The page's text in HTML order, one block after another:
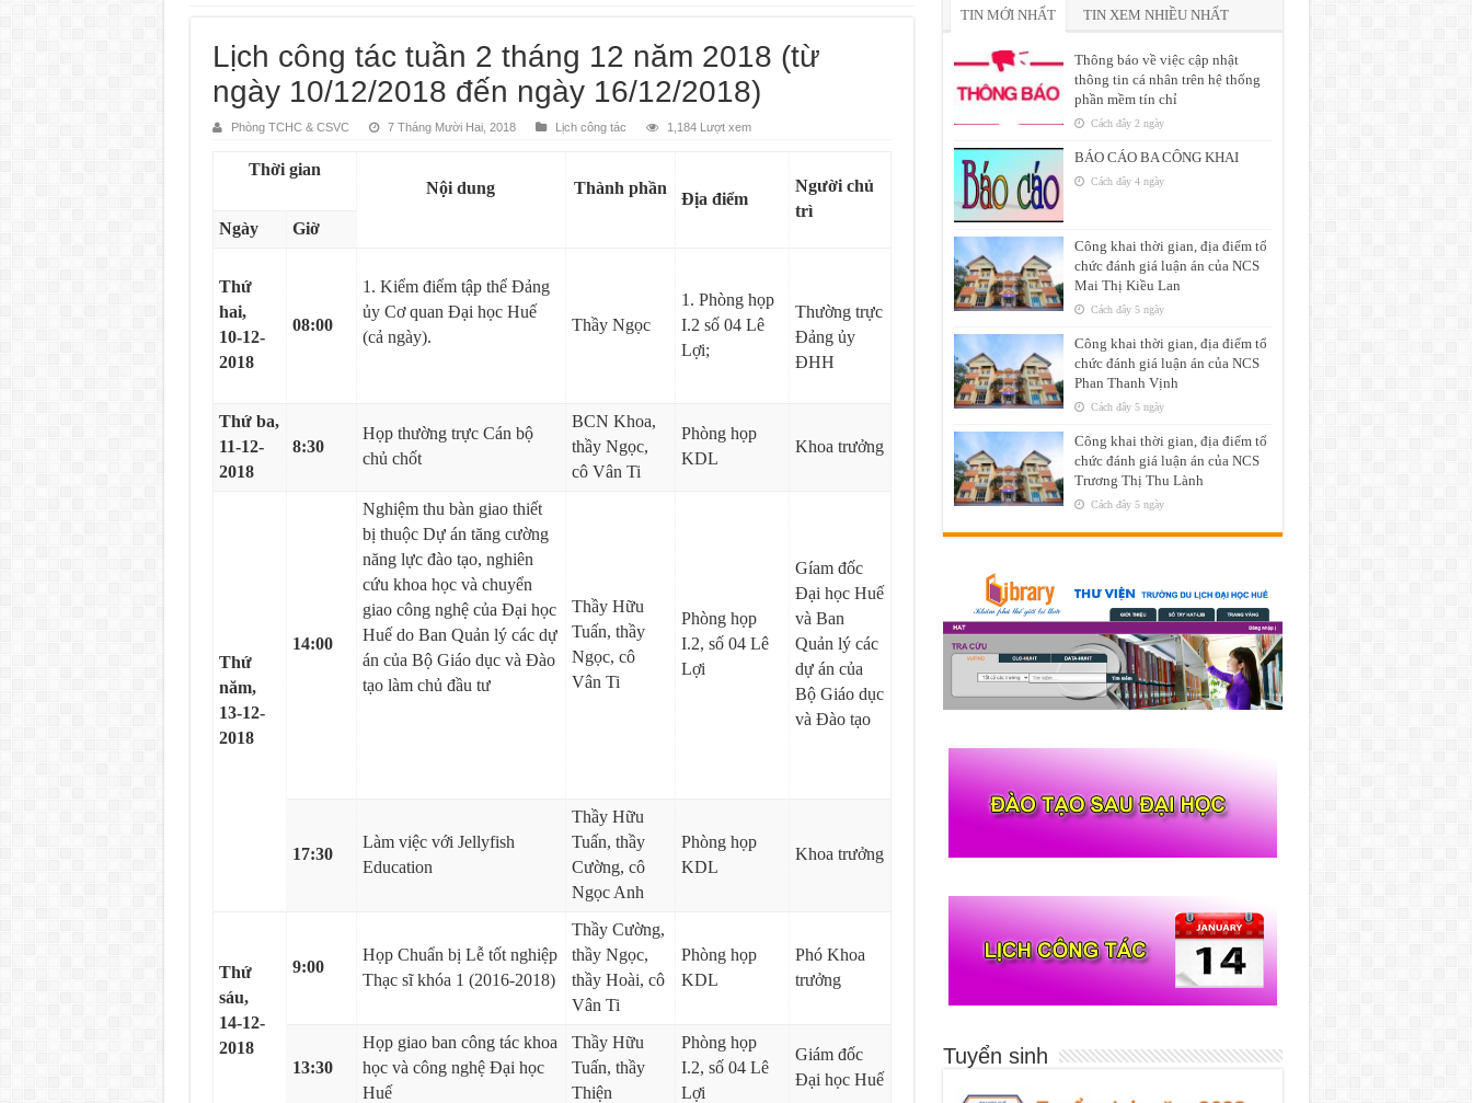
Lịch công tác tuần 2 tháng 12 năm 2018 (từ
ngày 10/12/2018 đến ngày 16/12/2018)
Phòng TCHC & CSVC 7 Tháng Mười Hai, 2018 Lịch công tác 1,184 Lượt xem
Thời gian
Nội dung
Thành phần
Địa điểm
Người chủ
trì
Ngày
Giờ
Thứ
hai,
10-12-
2018
08:00
1. Kiểm điểm tập thể Đảng
ủy Cơ quan Đại học Huế
(cả ngày).
Thầy Ngọc
1. Phòng họp
I.2 số 04 Lê
Lợi;
Thường trực
Đảng ủy
ĐHH
Thứ ba,
11-12-
2018
8:30
Họp thường trực Cán bộ
chủ chốt
BCN Khoa,
thầy Ngọc,
cô Vân Ti
Phòng họp
KDL
Khoa trưởng
Thứ
năm,
13-12-
2018
14:00
Nghiệm thu bàn giao thiết
bị thuộc Dự án tăng cường
năng lực đào tạo, nghiên
cứu khoa học và chuyển
giao công nghệ của Đại học
Huế do Ban Quản lý các dự
án của Bộ Giáo dục và Đào
tạo làm chủ đầu tư
Thầy Hữu
Tuấn, thầy
Ngọc, cô
Vân Ti
Phòng họp
I.2, số 04 Lê
Lợi
Gíam đốc
Đại học Huế
và Ban
Quản lý các
dự án của
Bộ Giáo dục
và Đào tạo
17:30
Làm việc với Jellyfish
Education
Thầy Hữu
Tuấn, thầy
Cường, cô
Ngọc Anh
Phòng họp
KDL
Khoa trưởng
Thứ
sáu,
14-12-
2018
9:00
Họp Chuẩn bị Lễ tốt nghiệp
Thạc sĩ khóa 1 (2016-2018)
Thầy Cường,
thầy Ngọc,
thầy Hoài, cô
Vân Ti
Phòng họp
KDL
Phó Khoa
trưởng
13:30
Họp giao ban công tác khoa
học và công nghệ Đại học
Huế
Thầy Hữu
Tuấn, thầy
Thiện
Phòng họp
I.2, số 04 Lê
Lợi
Giám đốc
Đại học Huế
TIN MỚI NHẤT TIN XEM NHIỀU NHẤT
Thông báo về việc cập nhật
thông tin cá nhân trên hệ thống
phần mềm tín chỉ
Cách đây 2 ngày
BÁO CÁO BA CÔNG KHAI
Cách đây 4 ngày
Công khai thời gian, địa điểm tổ
chức đánh giá luận án của NCS
Mai Thị Kiều Lan
Cách đây 5 ngày
Công khai thời gian, địa điểm tổ
chức đánh giá luận án của NCS
Phan Thanh Vịnh
Cách đây 5 ngày
Công khai thời gian, địa điểm tổ
chức đánh giá luận án của NCS
Trương Thị Thu Lành
Cách đây 5 ngày
Tuyển sinh